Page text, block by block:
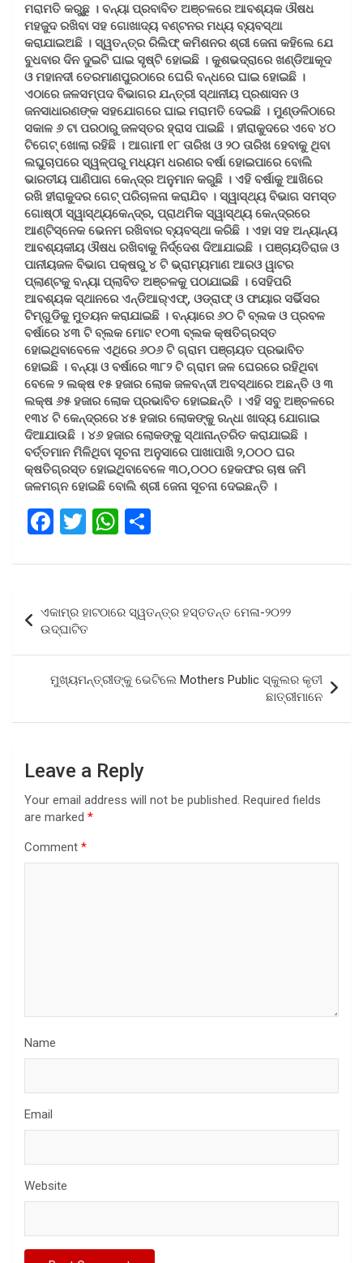
ମରାମତି କରୁଛୁ । ବନ୍ୟା ପ୍ରବାବିତ ଅଞ୍ଚଳରେ ଆବଶ୍ୟକ ଔଷଧ
ମହଜୁଦ ରଖିବା ସହ ଗୋଖାଦ୍ୟ ବଣ୍ଟନର ମଧ୍ୟ ବ୍ୟବସ୍ଥା
କରାଯାଇଅଛି । ସ୍ୱତନ୍ତ୍ର ରିଲିଫ୍‌ କମିଶନର ଶ୍ରୀ ଜେନା କହିଲେ ଯେ
ବୁଧବାର ଦିନ ଦୁଇଟି ଘାଇ ସୃଷ୍ଟି ହୋଇଛି । କୁଶଭଦ୍ରାରେ ଖଣ୍ଡିଆକୂଦ
ଓ ମହାନଦୀ ତେରମାଣପୁରଠାରେ ଘେରି ବନ୍ଧରେ ଘାଇ ହୋଇଛି ।
ଏଠାରେ ଜଳସମ୍ପଦ ବିଭାଗର ଯନ୍ତ୍ରୀ ସ୍ଥାନୀୟ ପ୍ରଶାସନ ଓ
ଜନସାଧାରଣଙ୍କ ସହଯୋଗରେ ଘାଇ ମରାମତି ଦେଇଛି । ମୁଣ୍ଡଳିଠାରେ
ସକାଳ ୬ ଟା ପରଠାରୁ ଜଳସ୍ତର ହ୍ରାସ ପାଇଛି । ହୀରାକୁଦରେ ଏବେ ୪୦
ଟିଗେଟ୍‌ ଖୋଲା ରହିଛି । ଆଗାମୀ ୧୮ ତାରିଖ ଓ ୨୦ ତାରିଖ ହେବାକୁ ଥିବା
ଲଘୁଚାପରେ ସ୍ୱଳ୍ପରୁ ମଧ୍ୟମ ଧରଣର ବର୍ଷା ହୋଇପାରେ ବୋଲି
ଭାରତୀୟ ପାଣିପାଗ କେନ୍ଦ୍ର ଅନୁମାନ କରୁଛି । ଏହି ବର୍ଷାକୁ ଆଖିରେ
ରଖି ହୀରାକୁଦର ଗେଟ୍‌ ପରିଚାଳନା କରାଯିବ । ସ୍ୱାସ୍ଥ୍ୟ ବିଭାଗ ସମସ୍ତ
ଗୋଷ୍ଠୀ ସ୍ୱାସ୍ଥ୍ୟକେନ୍ଦ୍ର, ପ୍ରାଥମିକ ସ୍ୱାସ୍ଥ୍ୟ କେନ୍ଦ୍ରରେ
ଆଣ୍ଟିସ୍ନେକ ଭେନମ ରଖିବାର ବ୍ୟବସ୍ଥା କରିଛି । ଏହା ସହ ଅନ୍ୟାନ୍ୟ
ଆବଶ୍ୟକୀୟ ଔଷଧ ରଖିବାକୁ ନିର୍ଦ୍ଦେଶ ଦିଆଯାଇଛି । ପଞ୍ଚାୟତିରାଜ ଓ
ପାନୀୟଜଳ ବିଭାଗ ପକ୍ଷରୁ ୪ ଟି ଭ୍ରାମ୍ୟମାଣ ଆରଓ ୱାଟର
ପ୍ଲାଣ୍ଟକୁ ବନ୍ୟା ପ୍ଲାବିତ ଅଞ୍ଚଳକୁ ପଠାଯାଇଛି । ସେହିପରି
ଆବଶ୍ୟକ ସ୍ଥାନରେ ଏନ୍‌ଡିଆର୍‌ଏଫ୍‌, ଓଡ୍ରାଫ୍‌ ଓ ଫାୟାର ସର୍ଭିସର
ଟିମ୍‌ଗୁଡିକୁ ମୁତୟନ କରାଯାଇଛି । ବନ୍ୟାରେ ୬୦ ଟି ବ୍ଲକ ଓ ପ୍ରବଳ
ବର୍ଷାରେ ୪୩ ଟି ବ୍ଲକ ମୋଟ ୧୦୩ ବ୍ଲକ କ୍ଷତିଗ୍ରସ୍ତ
ହୋଇଥିବାବେଳେ ଏଥିରେ ୬୦୬ ଟି ଗ୍ରାମ ପଞ୍ଚାୟତ ପ୍ରଭାବିତ
ହୋଇଛି । ବନ୍ୟା ଓ ବର୍ଷାରେ ୩୮୨ ଟି ଗ୍ରାମ ଜଳ ଘେରରେ ରହିଥିବା
ବେଳେ ୨ ଲକ୍ଷ ୧୫ ହଜାର ଲୋକ ଜଳବନ୍ଦୀ ଅବସ୍ଥାରେ ଅଛନ୍ତି ଓ ୩
ଲକ୍ଷ ୬୫ ହଜାର ଲୋକ ପ୍ରଭାବିତ ହୋଇଛନ୍ତି । ଏହି ସବୁ ଅଞ୍ଚଳରେ
୧୩୪ ଟି କେନ୍ଦ୍ରରେ ୪୫ ହଜାର ଲୋକଙ୍କୁ ରନ୍ଧା ଖାଦ୍ୟ ଯୋଗାଇ
ଦିଆଯାଉଛି । ୪୬ ହଜାର ଲୋକଙ୍କୁ ସ୍ଥାନାନ୍ତରିତ କରାଯାଇଛି ।
ବର୍ତ୍ତମାନ ମିଳିଥିବା ସୂଚନା ଅନୁସାରେ ପାଖାପାଖି ୨,୦୦୦ ଘର
କ୍ଷତିଗ୍ରସ୍ତ ହୋଇଥିବାବେଳେ ୩୦,୦୦୦ ହେକଫର ଚାଷ ଜମି
ଜଳମଗ୍ନ ହୋଇଛି ବୋଲି ଶ୍ରୀ ଜେନା ସୂଚନା ଦେଇଛନ୍ତି ।
F
ce
o
o
k
T
tt
W
at
A
p
p
ar
navigation
ଏକାମ୍ର ହାଟଠାରେ ସ୍ୱତନ୍ତ୍ର ହସ୍ତତନ୍ତ ମେଳା-୨୦୨୨
ଉଦ୍‌ଘାଟିତ
ମୁଖ୍ୟମନ୍ତ୍ରୀଙ୍କୁ ଭେଟିଲେ Mothers Public ସ୍କୁଲର କୃତୀ
ଛାତ୍ରୀମାନେ
Leave a Reply
Your email address will not be published. Required fields
are marked *
Comment *
Name
Email
Website